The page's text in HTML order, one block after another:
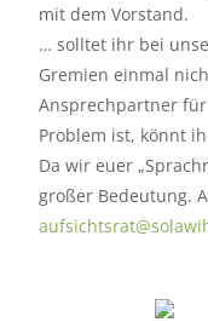
mit dem Vorstand.
… solltet ihr bei
Gremien einmal
Ansprechpartner
Problem ist, könnt
Da wir euer
großer Bedeutung.